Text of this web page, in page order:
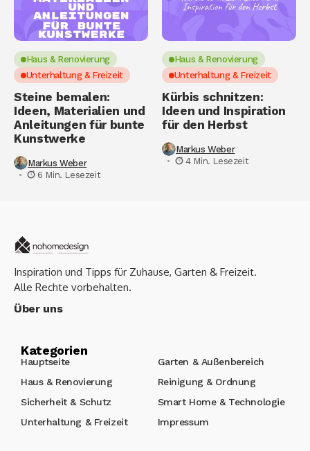
Haus & Renovierung
Unterhaltung & Freizeit
Steine bemalen:
Ideen, Materialien und
Anleitungen für bunte
Kunstwerke
Markus Weber
6 Min. Lesezeit
Haus & Renovierung
Unterhaltung & Freizeit
Kürbis schnitzen:
Ideen und Inspiration
für den Herbst
Markus Weber
4 Min. Lesezeit
Inspiration und Tipps für Zuhause, Garten & Freizeit.
Alle Rechte vorbehalten.
Über uns
Kategorien
Hauptseite
Garten & Außenbereich
Haus & Renovierung
Reinigung & Ordnung
Sicherheit & Schutz
Smart Home & Technologie
Unterhaltung & Freizeit
Impressum